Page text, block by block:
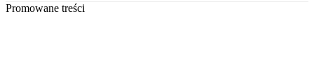
Promowane treści